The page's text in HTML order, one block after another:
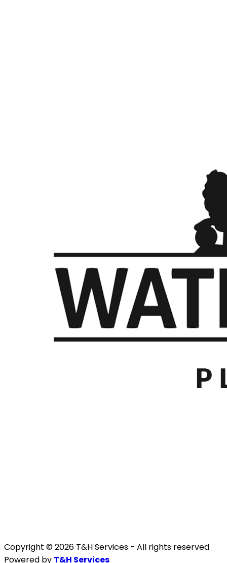
Copyright © 2026 T&H Services - All rights reserved
Powered by T&H Services